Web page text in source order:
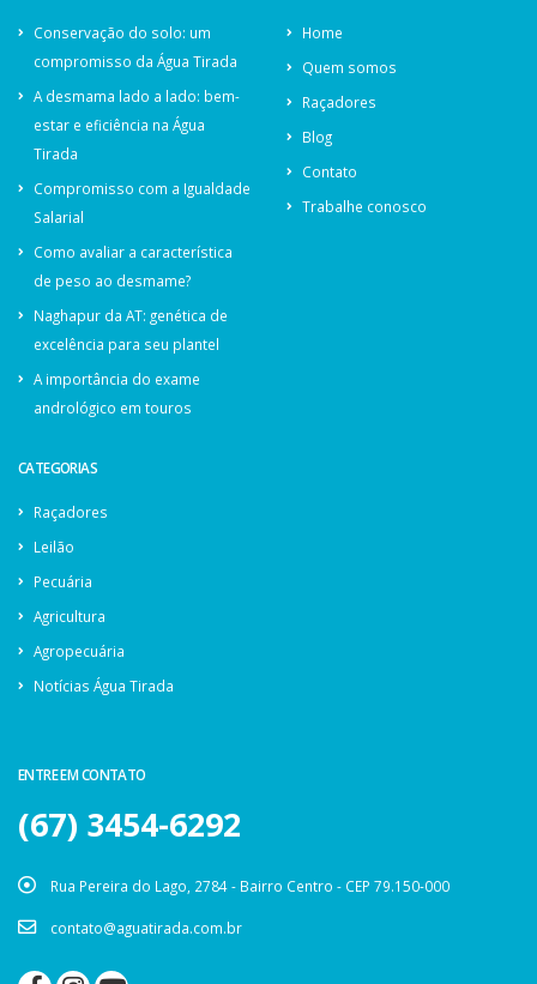
Conservação do solo: um
compromisso da Água Tirada
A desmama lado a lado: bem-
estar e eficiência na Água
Tirada
Compromisso com a Igualdade
Salarial
Como avaliar a característica
de peso ao desmame?
Naghapur da AT: genética de
excelência para seu plantel
A importância do exame
andrológico em touros
Home
Quem somos
Raçadores
Blog
Contato
Trabalhe conosco
CATEGORIAS
Raçadores
Leilão
Pecuária
Agricultura
Agropecuária
Notícias Água Tirada
ENTRE EM CONTATO
(67) 3454-6292
Rua Pereira do Lago, 2784 - Bairro Centro - CEP 79.150-000
contato@aguatirada.com.br